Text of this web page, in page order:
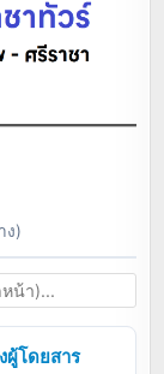
ง)
ผู้โดยสาร